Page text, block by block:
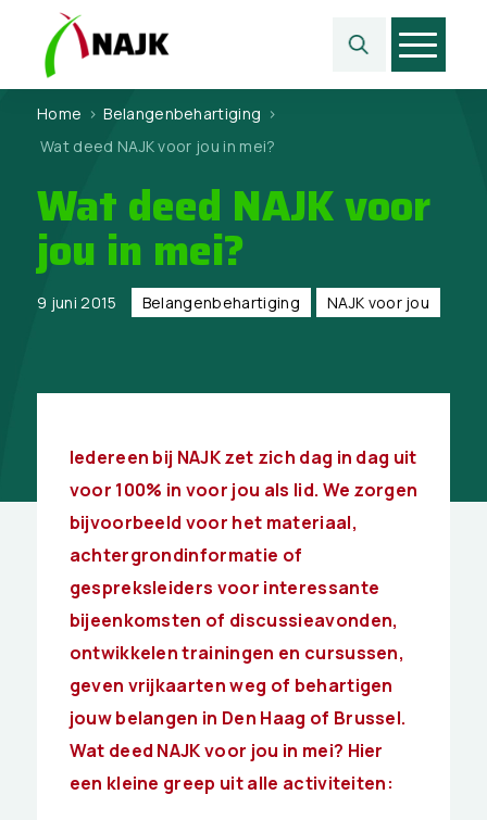
Home > Belangen­behartiging >
Wat deed NAJK voor jou in mei?
Wat deed NAJK voor
jou in mei?
9 juni 2015 Belangen­behartiging NAJK voor jou
Iedereen bij NAJK zet zich dag in dag uit
voor 100% in voor jou als lid. We zorgen
bijvoorbeeld voor het materiaal,
achtergrondinformatie of
gespreksleiders voor interessante
bijeenkomsten of discussieavonden,
ontwikkelen trainingen en cursussen,
geven vrijkaarten weg of behartigen
jouw belangen in Den Haag of Brussel.
Wat deed NAJK voor jou in mei? Hier
een kleine greep uit alle activiteiten: